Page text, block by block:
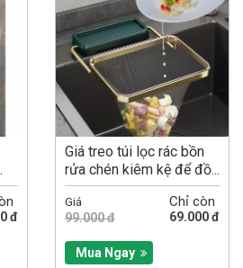
đ
Giá treo túi lọc rác bồn
rửa chén kiêm kệ để đồ...
Giá
99.000 đ
Chỉ còn
69.000 đ
Mua Ngay